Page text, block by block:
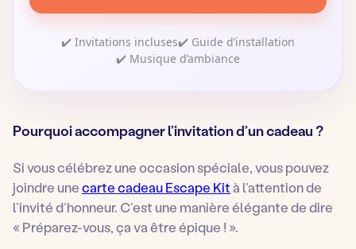
✔️ Invitations incluses✔️ Guide d’installation
✔️ Musique d’ambiance
Pourquoi accompagner l’invitation d’un cadeau ?
Si vous célébrez une occasion spéciale, vous pouvez
joindre unecarte cadeau Escape Kità l’attention de
l’invité d’honneur. C’est une manière élégante de dire
« Préparez-vous, ça va être épique ! ».